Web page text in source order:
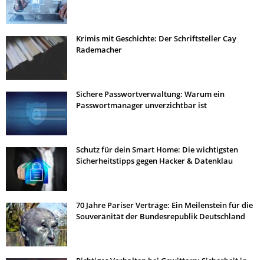
Krimis mit Geschichte: Der Schriftsteller Cay
Rademacher
Sichere Passwortverwaltung: Warum ein
Passwortmanager unverzichtbar ist
Schutz für dein Smart Home: Die wichtigsten
Sicherheitstipps gegen Hacker & Datenklau
70 Jahre Pariser Verträge: Ein Meilenstein für die
Souveränität der Bundesrepublik Deutschland